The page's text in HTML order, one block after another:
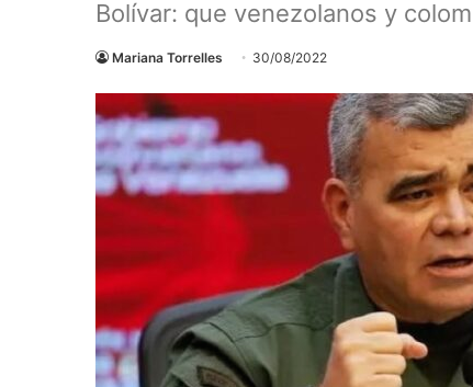
Bolívar: que venezolanos y
Mariana Torrelles 30/08/2022